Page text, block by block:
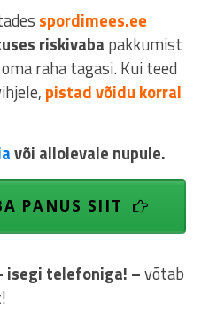
spordimees.ee
riskivaba pakkumist
raha tagasi. Kui teed
pistad võidu korral
või allolevale nupule.
PANUS SIIT
isegi telefoniga! –võtab